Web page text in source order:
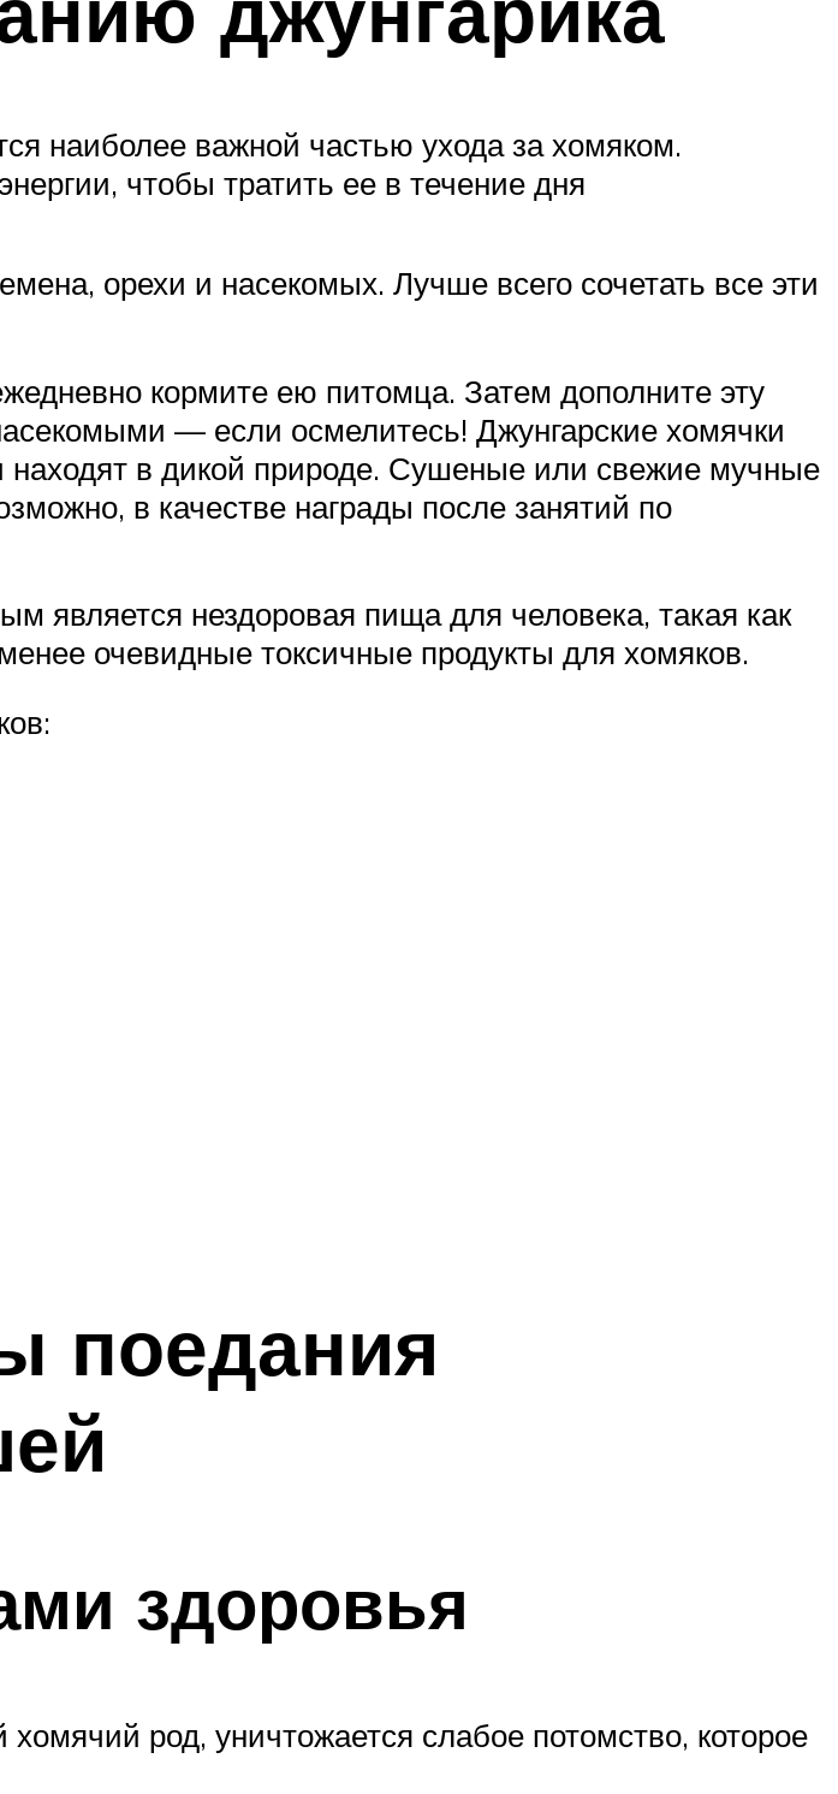
наиболее важной частью ухода за хомяком.
чтобы тратить ее в течение дня
орехи и насекомых. Лучше всего сочетать все эти
кормите ею питомца. Затем дополните эту
— если осмелитесь! Джунгарские хомячки
в дикой природе. Сушеные или свежие мучные
в качестве награды после занятий по
является нездоровая пища для человека, такая как
очевидные токсичные продукты для хомяков.
поедания
здоровья
род, уничтожается слабое потомство, которое